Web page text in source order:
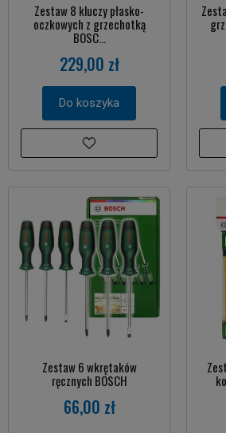
Zestaw 8 kluczy płasko-
oczkowych z grzechotką
BOSC...
229,00 zł
Do koszyka
Zestaw 6 wkrętaków
ręcznych BOSCH
66,00 zł